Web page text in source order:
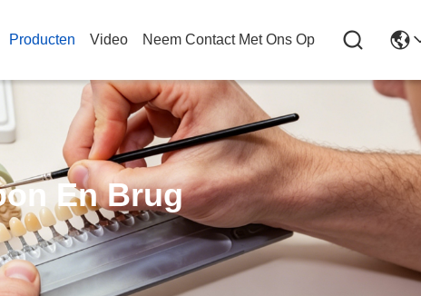
Producten Video Neem Contact Met Ons Op
En Brug